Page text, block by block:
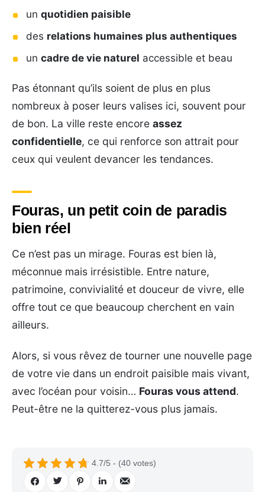
un quotidien paisible
des relations humaines plus authentiques
un cadre de vie naturel accessible et beau
Pas étonnant qu’ils soient de plus en plus
nombreux à poser leurs valises ici, souvent pour
de bon. La ville reste encore assez
confidentielle, ce qui renforce son attrait pour
ceux qui veulent devancer les tendances.
Fouras, un petit coin de paradis
bien réel
Ce n’est pas un mirage. Fouras est bien là,
méconnue mais irrésistible. Entre nature,
patrimoine, convivialité et douceur de vivre, elle
offre tout ce que beaucoup cherchent en vain
ailleurs.
Alors, si vous rêvez de tourner une nouvelle page
de votre vie dans un endroit paisible mais vivant,
avec l’océan pour voisin… Fouras vous attend.
Peut-être ne la quitterez-vous plus jamais.
4.7/5 - (40 votes)